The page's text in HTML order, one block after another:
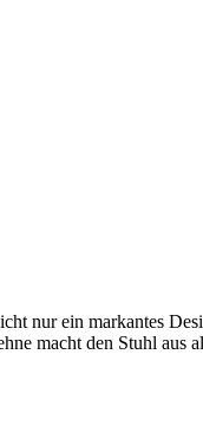
nur ein markantes
macht den Stuhl